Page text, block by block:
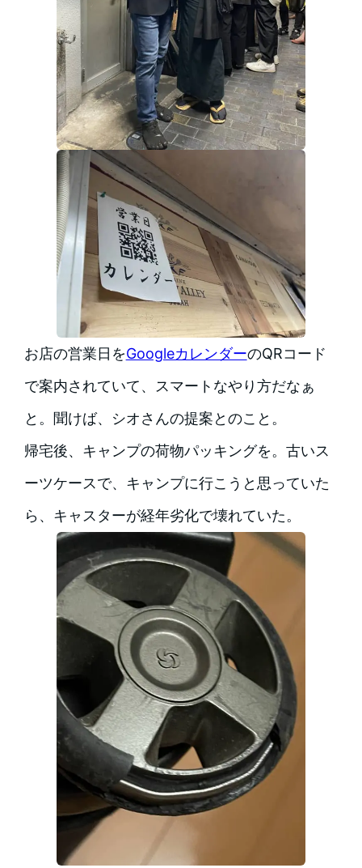
お店の営業日をGoogleカレンダーのQRコード
で案内されていて、スマートなやり方だなぁ
と。聞けば、シオさんの提案とのこと。
帰宅後、キャンプの荷物パッキングを。古いス
ーツケースで、キャンプに行こうと思っていた
ら、キャスターが経年劣化で壊れていた。